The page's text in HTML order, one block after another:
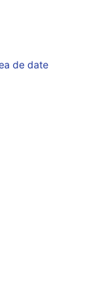
de date